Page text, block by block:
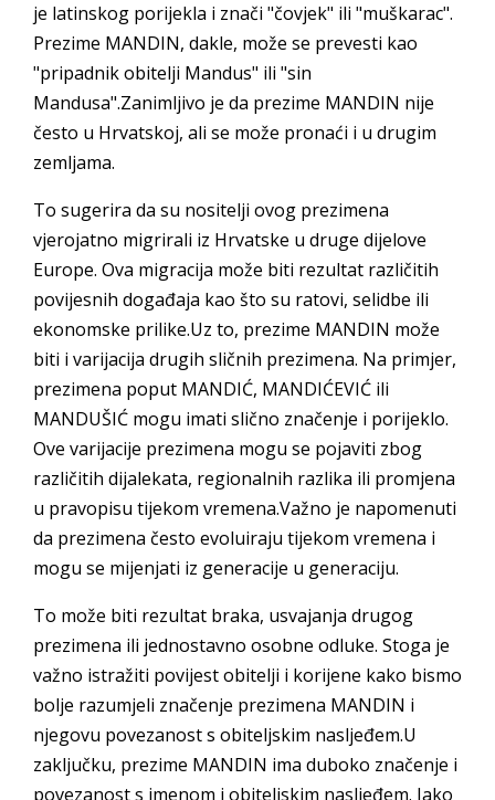
je latinskog porijekla i znači "čovjek" ili "muškarac".
Prezime MANDIN, dakle, može se prevesti kao
"pripadnik obitelji Mandus" ili "sin
Mandusa".Zanimljivo je da prezime MANDIN nije
često u Hrvatskoj, ali se može pronaći i u drugim
zemljama.
To sugerira da su nositelji ovog prezimena
vjerojatno migrirali iz Hrvatske u druge dijelove
Europe. Ova migracija može biti rezultat različitih
povijesnih događaja kao što su ratovi, selidbe ili
ekonomske prilike.Uz to, prezime MANDIN može
biti i varijacija drugih sličnih prezimena. Na primjer,
prezimena poput MANDIĆ, MANDIĆEVIĆ ili
MANDUŠIĆ mogu imati slično značenje i porijeklo.
Ove varijacije prezimena mogu se pojaviti zbog
različitih dijalekata, regionalnih razlika ili promjena
u pravopisu tijekom vremena.Važno je napomenuti
da prezimena često evoluiraju tijekom vremena i
mogu se mijenjati iz generacije u generaciju.
To može biti rezultat braka, usvajanja drugog
prezimena ili jednostavno osobne odluke. Stoga je
važno istražiti povijest obitelji i korijene kako bismo
bolje razumjeli značenje prezimena MANDIN i
njegovu povezanost s obiteljskim nasljeđem.U
zaključku, prezime MANDIN ima duboko značenje i
povezanost s imenom i obiteljskim nasljeđem. Iako